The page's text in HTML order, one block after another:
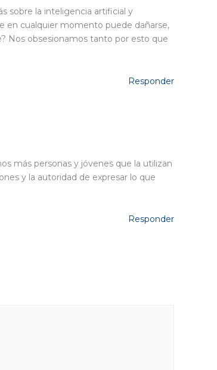
sobre la inteligencia artificial y
en cualquier momento puede dañarse,
Nos obsesionamos tanto por esto que
Responder
más personas y jóvenes que la utilizan
y la autoridad de expresar lo que
Responder